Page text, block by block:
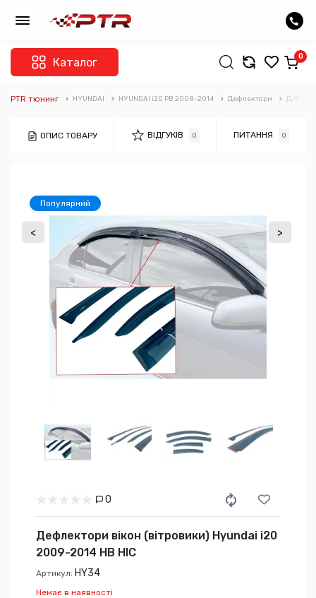
Каталог 0
PTR тюнинг HYUNDAI HYUNDAI i20 PB 2008-2014 Дефлектори Д/В HIC
ОПИС ТОВАРУ ВІДГУКІВ 0 ПИТАННЯ 0
Популярний
< >
0
Дефлектори вікон (вітровики) Hyundai i20
2009-2014 HB HIC
Артикул: HY34
Немає в наявності